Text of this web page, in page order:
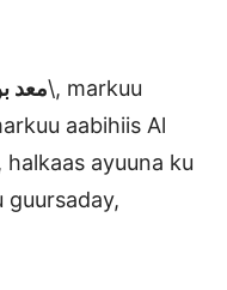
معد\, markuu
aabihiis Al
ayuuna ku
guursaday,